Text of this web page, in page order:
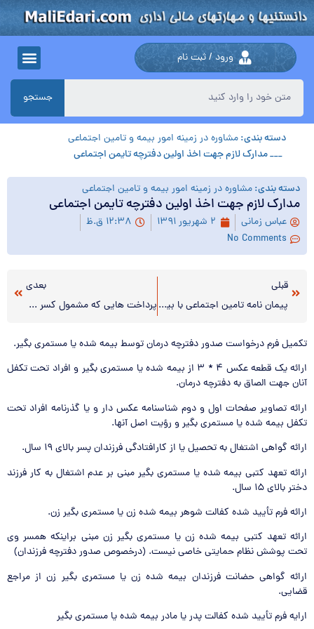
ورود / ثبت نام
جستجو
دسته بندی:مشاوره در زمینه امور بیمه و تامین اجتماعی
___ مدارک لازم جهت اخذ اولین دفترچه تایمن اجتماعی
دسته بندی:مشاوره در زمینه امور بیمه و تامین اجتماعی
مدارک لازم جهت اخذ اولین دفترچه تایمن اجتماعی
عباس زمانی ۲ شهریور ۱۳۹۱
۱۲:۳۸ ق.ظ
No Comments
قبلی
پیمان نامه تامین اجتماعی با بیمه شدگان
بعدی
پرداخت هایی که مشمول کسر حق بیمه نیست
تکمیل فرم درخواست صدور دفترچه درمان توسط بیمه شده یا مستمری بگیر.
ارائه یک قطعه عکس ۴ * ۳ از بیمه شده یا مستمری بگیر و افراد تحت تکفل
آنان جهت الصاق به دفترچه درمان.
ارائه تصاویر صفحات اول و دوم شناسنامه عکس دار و یا گذرنامه افراد تحت
تکفل بیمه شده یا مستمری بگیر و رؤیت اصل آنها.
ارائه گواهی اشتغال به تحصیل یا از کارافتادگی فرزندان پسر بالای ۱۹ سال.
ارائه تعهد کتبی بیمه شده یا مستمری بگیر مبنی بر عدم اشتغال به کار فرزند
دختر بالای ۱۵ سال.
ارائه فرم تأیید شده کفالت شوهر بیمه شده زن یا مستمری بگیر زن.
ارائه تعهد کتبی بیمه شده زن یا مستمری بگیر زن مبنی براینکه همسر وی
تحت پوشش نظام حمایتی خاصی نیست. (درخصوص صدور دفترچه فرزندان)
ارائه گواهی حضانت فرزندان بیمه شده زن یا مستمری بگیر زن از مراجع
قضایی.
ارایه فرم تأیید شده کفالت پدر یا مادر بیمه شده یا مستمری بگیر